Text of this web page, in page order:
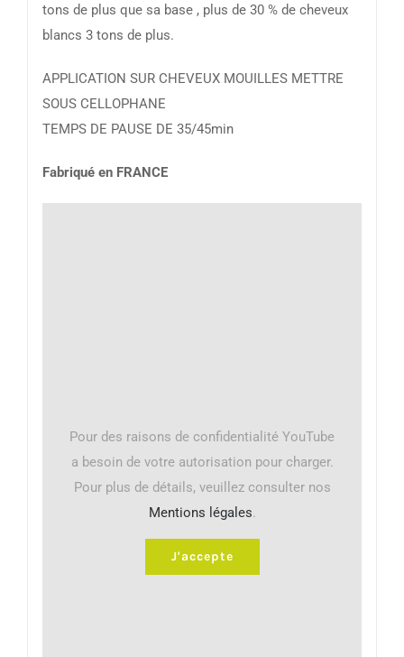
tons de plus que sa base , plus de 30 % de cheveux
blancs 3 tons de plus.
APPLICATION SUR CHEVEUX MOUILLES METTRE
SOUS CELLOPHANE
TEMPS DE PAUSE DE 35/45min
Fabriqué en FRANCE
Pour des raisons de confidentialité YouTube
a besoin de votre autorisation pour charger.
Pour plus de détails, veuillez consulter nos
Mentions légales.
J'accepte